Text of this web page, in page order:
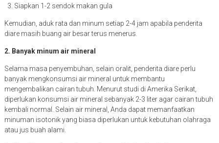
Siapkan 1-2 sendok makan gula
Kemudian, aduk rata dan minum setiap 2-4 jam apabila penderita
diare masih buang air besar terus menerus.
2. Banyak minum air mineral
Selama masa penyembuhan, selain oralit, penderita diare perlu
banyak mengkonsumsi air mineral untuk membantu
mengembalikan cairan tubuh. Menurut studi di Amerika Serikat,
diperlukan konsumsi air mineral sebanyak 2-3 liter agar cairan tubuh
kembali normal. Selain air mineral, Anda dapat memanfaatkan
minuman isotonik yang biasa diperlukan untuk kebutuhan olahraga
atau jus buah alami.